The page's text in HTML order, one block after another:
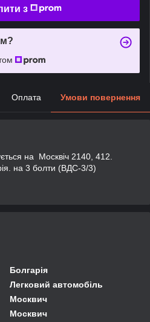
з
Оплата Умови повернення
на Москвіч 2140, 412.
на 3 болти (ВДС-3/3)
Болгарія
Легковий автомобіль
Москвич
Москвич